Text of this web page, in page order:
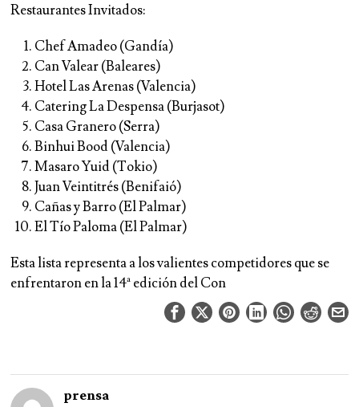
Restaurantes Invitados:
Chef Amadeo (Gandía)
Can Valear (Baleares)
Hotel Las Arenas (Valencia)
Catering La Despensa (Burjasot)
Casa Granero (Serra)
Binhui Bood (Valencia)
Masaro Yuid (Tokio)
Juan Veintitrés (Benifaió)
Cañas y Barro (El Palmar)
El Tío Paloma (El Palmar)
Esta lista representa a los valientes competidores que se
enfrentaron en la 14ª edición del Con
prensa